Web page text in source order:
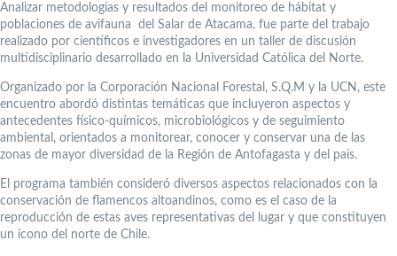
Analizar metodologías y resultados del monitoreo de hábitat y
poblaciones de avifauna del Salar de Atacama, fue parte del trabajo
realizado por científicos e investigadores en un taller de discusión
multidisciplinario desarrollado en la Universidad Católica del Norte.
Organizado por la Corporación Nacional Forestal, S.Q.M y la UCN, este
encuentro abordó distintas temáticas que incluyeron aspectos y
antecedentes físico-químicos, microbiológicos y de seguimiento
ambiental, orientados a monitorear, conocer y conservar una de las
zonas de mayor diversidad de la Región de Antofagasta y del país.
El programa también consideró diversos aspectos relacionados con la
conservación de flamencos altoandinos, como es el caso de la
reproducción de estas aves representativas del lugar y que constituyen
un icono del norte de Chile.